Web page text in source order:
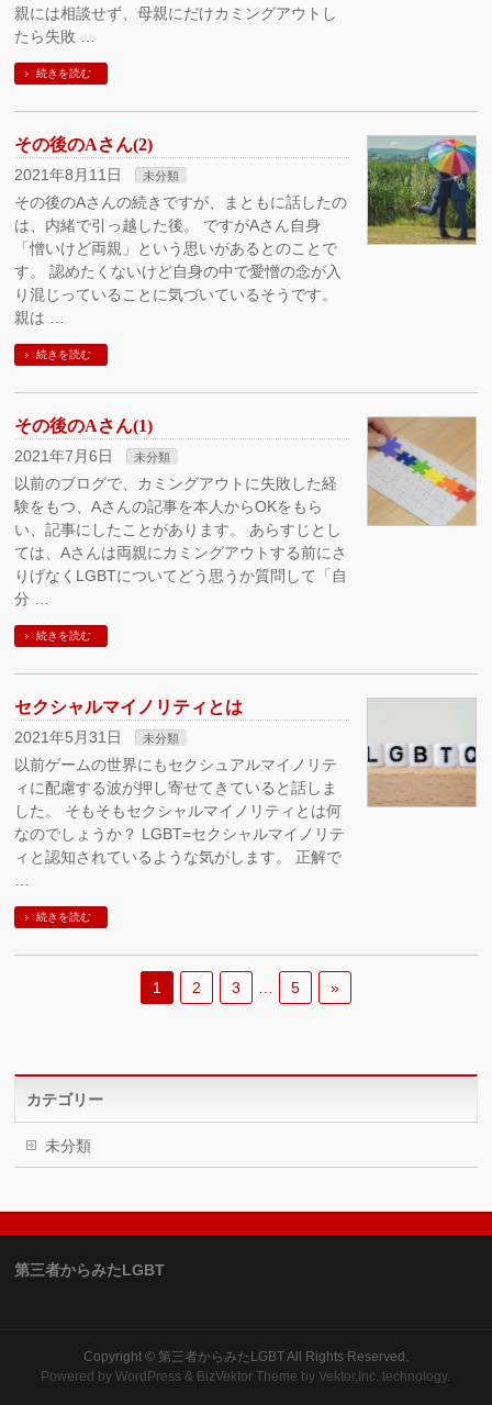
親には相談せず、母親にだけカミングアウトし
たら失敗 …
続きを読む
その後のAさん(2)
2021年8月11日 未分類
その後のAさんの続きですが、まともに話したの
は、内緒で引っ越した後。 ですがAさん自身
「憎いけど両親」という思いがあるとのことで
す。 認めたくないけど自身の中で愛憎の念が入
り混じっていることに気づいているそうです。
親は …
続きを読む
その後のAさん(1)
2021年7月6日 未分類
以前のブログで、カミングアウトに失敗した経
験をもつ、Aさんの記事を本人からOKをもら
い、記事にしたことがあります。 あらすじとし
ては、Aさんは両親にカミングアウトする前にさ
りげなくLGBTについてどう思うか質問して「自
分 …
続きを読む
セクシャルマイノリティとは
2021年5月31日 未分類
以前ゲームの世界にもセクシュアルマイノリテ
ィに配慮する波が押し寄せてきていると話しま
した。 そもそもセクシャルマイノリティとは何
なのでしょうか？ LGBT=セクシャルマイノリテ
ィと認知されているような気がします。 正解で
続きを読む
1 2 3 5 »
カテゴリー
未分類
第三者からみたLGBT
Copyright © 第三者からみたLGBTAll Rights Reserved.
Powered byWordPress & BizVektor Theme by Vektor,Inc. technology.